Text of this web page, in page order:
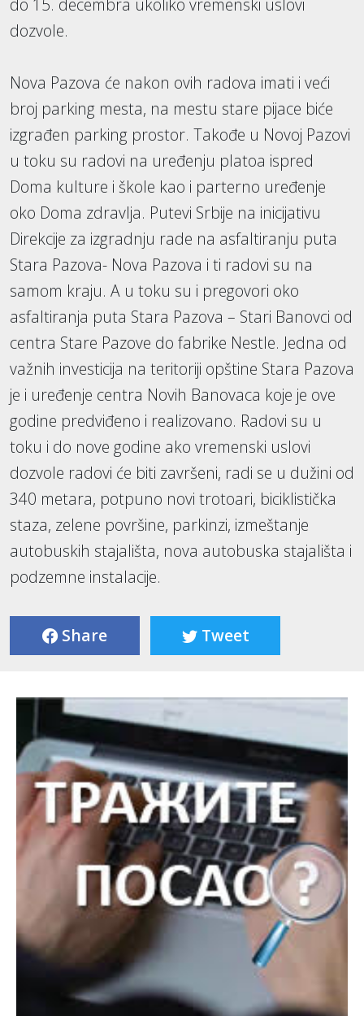
do 15. decembra ukoliko vremenski uslovi
dozvole.
Nova Pazova će nakon ovih radova imati i veći
broj parking mesta, na mestu stare pijace biće
izgrađen parking prostor. Takođe u Novoj Pazovi
u toku su radovi na uređenju platoa ispred
Doma kulture i škole kao i parterno uređenje
oko Doma zdravlja. Putevi Srbije na inicijativu
Direkcije za izgradnju rade na asfaltiranju puta
Stara Pazova- Nova Pazova i ti radovi su na
samom kraju. A u toku su i pregovori oko
asfaltiranja puta Stara Pazova – Stari Banovci od
centra Stare Pazove do fabrike Nestle. Jedna od
važnih investicija na teritoriji opštine Stara Pazova
je i uređenje centra Novih Banovaca koje je ove
godine predviđeno i realizovano. Radovi su u
toku i do nove godine ako vremenski uslovi
dozvole radovi će biti završeni, radi se u dužini od
340 metara, potpuno novi trotoari, biciklistička
staza, zelene površine, parkinzi, izmeštanje
autobuskih stajališta, nova autobuska stajališta i
podzemne instalacije.
Share Tweet